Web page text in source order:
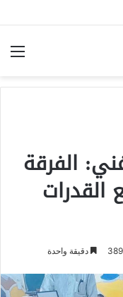
الفرقة
389 دقيقة واحدة